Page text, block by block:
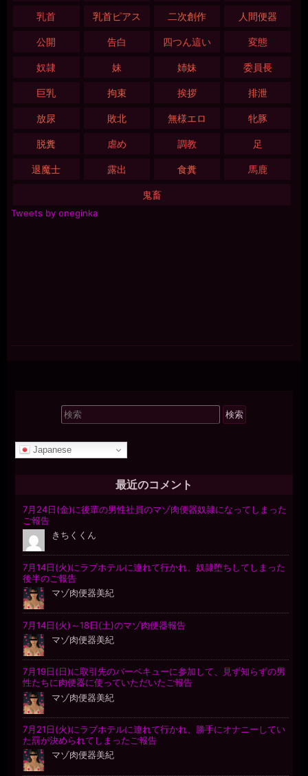
乳首 乳首ピアス 二次創作 人間便器
公開 告白 四つん這い 変態
奴隷 妹 姉妹 委員長
巨乳 拘束 挨拶 排泄
放尿 敗北 無様エロ 牝豚
脱糞 虐め 調教 足
退魔士 露出 食糞 馬鹿
鬼畜
Tweets by oneginka
検
索
象:
Japanese
最近のコメント